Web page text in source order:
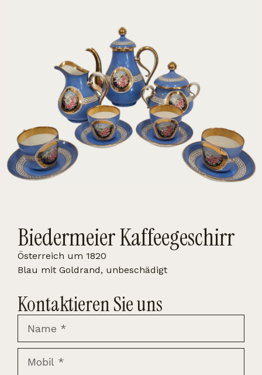
Biedermeier Kaffeegeschirr
Österreich um 1820
Blau mit Goldrand, unbeschädigt
Kontaktieren Sie uns